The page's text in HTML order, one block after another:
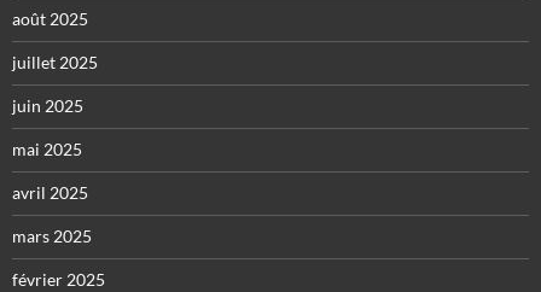
août 2025
juillet 2025
juin 2025
mai 2025
avril 2025
mars 2025
février 2025